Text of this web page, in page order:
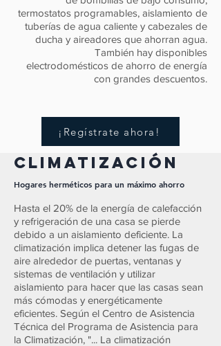
termostatos programables, aislamiento de
tuberías de agua caliente y cabezales de
ducha y aireadores que ahorran agua.
También hay disponibles
electrodomésticos de ahorro de energía
con grandes descuentos.
¡Regístrate ahora!
climatización
Hogares herméticos para un máximo ahorro
Hasta el 20% de la energía de calefacción
y refrigeración de una casa se pierde
debido a un aislamiento deficiente. La
climatización implica detener las fugas de
aire alrededor de puertas, ventanas y
sistemas de ventilación y utilizar
aislamiento para hacer que las casas sean
más cómodas y energéticamente
eficientes. Según el Centro de Asistencia
Técnica del Programa de Asistencia para
la Climatización, "... La climatización